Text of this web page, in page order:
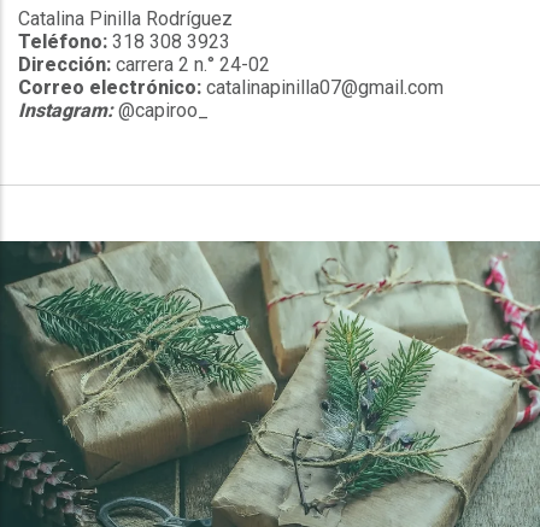
Catalina Pinilla Rodríguez
Teléfono: 318 308 3923
Dirección: carrera 2 n.° 24-02
Correo electrónico: catalinapinilla07@gmail.com
Instagram:@capiroo_